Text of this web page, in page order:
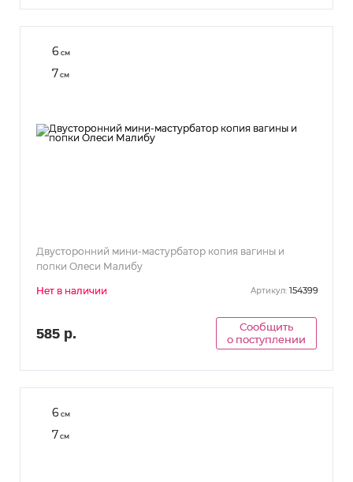
6 см
7см
Двусторонний мини-мастурбатор копия вагины и
попки Олеси Малибу
Нет в наличии Артикул: 154399
585 р.
Сообщить
о поступлении
6 см
7см